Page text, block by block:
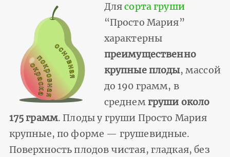
Длясорта груши
“Просто Мария”
характерны
преимущественно
крупные плоды, массой
до 190 грамм, в
среднемгруши около
175 грамм. Плоды у груши Просто Мария
крупные, по форме — грушевидные.
Поверхность плодов чистая, гладкая, без